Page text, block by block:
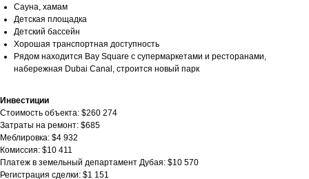
Сауна, хамам
Детская площадка
Детский бассейн
Хорошая транспортная доступность
Рядом находится Bay Square с супермаркетами и ресторанами,
набережная Dubai Canal, строится новый парк
Инвестиции
Стоимость объекта: $260 274
Затраты на ремонт: $685
Меблировка: $4 932
Комиссия: $10 411
Платеж в земельный департамент Дубая: $10 570
Регистрация сделки: $1 151